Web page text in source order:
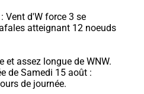
Vent d'W force 3 se
atteignant 12 noeuds
et assez longue de WNW.
de Samedi 15 août :
de journée.